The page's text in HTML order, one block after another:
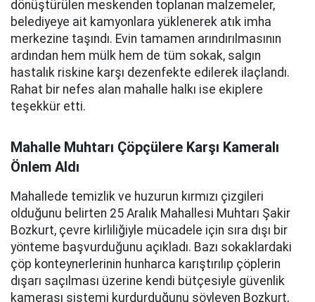
dönüştürülen meskenden toplanan malzemeler,
belediyeye ait kamyonlara yüklenerek atık imha
merkezine taşındı. Evin tamamen arındırılmasının
ardından hem mülk hem de tüm sokak, salgın
hastalık riskine karşı dezenfekte edilerek ilaçlandı.
Rahat bir nefes alan mahalle halkı ise ekiplere
teşekkür etti.
Mahalle Muhtarı Çöpçülere Karşı Kameralı
Önlem Aldı
Mahallede temizlik ve huzurun kırmızı çizgileri
olduğunu belirten 25 Aralık Mahallesi Muhtarı Şakir
Bozkurt, çevre kirliliğiyle mücadele için sıra dışı bir
yönteme başvurduğunu açıkladı. Bazı sokaklardaki
çöp konteynerlerinin hunharca karıştırılıp çöplerin
dışarı saçılması üzerine kendi bütçesiyle güvenlik
kamerası sistemi kurdurduğunu söyleyen Bozkurt,